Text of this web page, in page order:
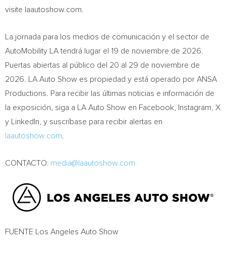
visite laautoshow.com.
La jornada para los medios de comunicación y el sector de
AutoMobility LA tendrá lugar el 19 de noviembre de 2026.
Puertas abiertas al público del 20 al 29 de noviembre de
2026. LA Auto Show es propiedad y está operado por ANSA
Productions. Para recibir las últimas noticias e información de
la exposición, siga a LA Auto Show en Facebook, Instagram, X
y LinkedIn, y suscríbase para recibir alertas en
laautoshow.com
CONTACTO: media@laautoshow.com
FUENTE Los Angeles Auto Show